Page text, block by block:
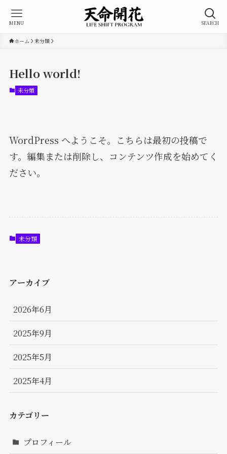
SEARCH
MENU
ホーム 未分類
Hello world!
未分類
WordPress へようこそ。こちらは最初の投稿で
す。編集または削除し、コンテンツ作成を始めてく
ださい。
未分類
アーカイブ
2026年6月
2025年9月
2025年5月
2025年4月
カテゴリー
プロフィール